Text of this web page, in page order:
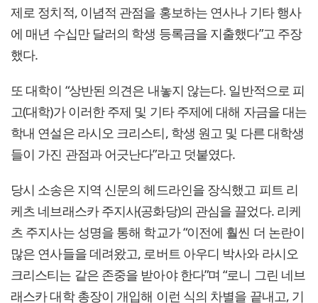
제로 정치적, 이념적 관점을 홍보하는 연사나 기타 행사
에 매년 수십만 달러의 학생 등록금을 지출했다”고 주장
했다.
또 대학이 “상반된 의견은 내놓지 않는다. 일반적으로 피
고(대학)가 이러한 주제 및 기타 주제에 대해 자금을 대는
학내 연설은 라시오 크리스티, 학생 원고 및 다른 대학생
들이 가진 관점과 어긋난다”라고 덧붙였다.
당시 소송은 지역 신문의 헤드라인을 장식했고 피트 리
케츠 네브래스카 주지사(공화당)의 관심을 끌었다. 리케
츠 주지사는 성명을 통해 학교가 “이전에 훨씬 더 논란이
많은 연사들을 데려왔고, 로버트 아우디 박사와 라시오
크리스티는 같은 존중을 받아야 한다”며 “로니 그린 네브
래스카 대학 총장이 개입해 이런 식의 차별을 끝내고, 기